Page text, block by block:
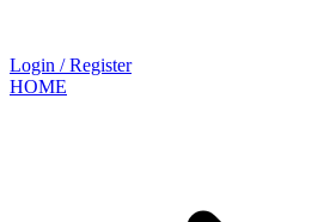
Login / Register
HOME